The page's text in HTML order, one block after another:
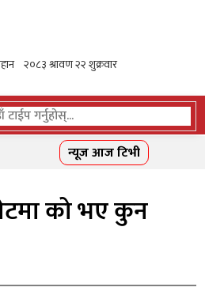
न्यूज आज टिभी
को भए कुन